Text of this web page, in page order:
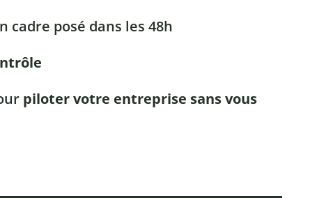
cadre posé dans les 48h
piloter votre entreprise sans vous